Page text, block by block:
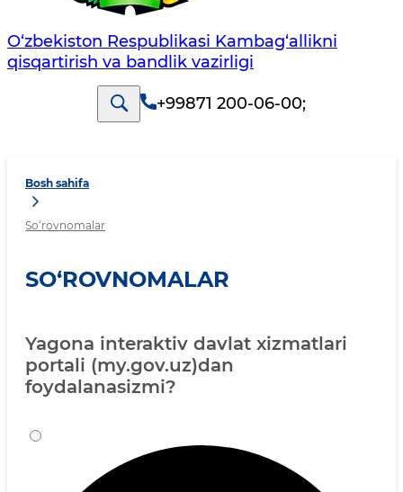
O‘zbekiston Respublikasi Kambag‘allikni
qisqartirish va bandlik vazirligi
+99871 200-06-00;
Bosh sahifa
So‘rovnomalar
SO‘ROVNOMALAR
Yagona interaktiv davlat xizmatlari
portali (my.gov.uz)dan
foydalanasizmi?